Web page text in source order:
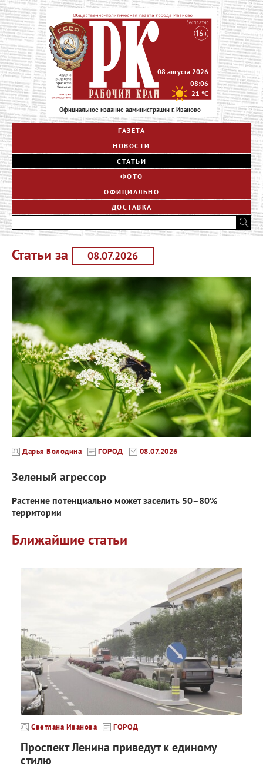
Официальное издание администрации г. Иваново
08 августа 2026
08:06
21 °C
ГАЗЕТА
НОВОСТИ
СТАТЬИ
ФОТО
ОФИЦИАЛЬНО
ДОСТАВКА
Статьи за
Дарья Володина ГОРОД 08.07.2026
Зеленый агрессор
Растение потенциально может заселить 50–80%
территории
Ближайшие статьи
Светлана Иванова ГОРОД
Проспект Ленина приведут к единому
стилю